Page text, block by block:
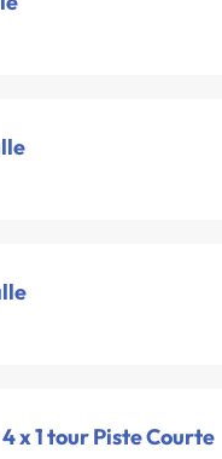
x 1 tour Piste Courte